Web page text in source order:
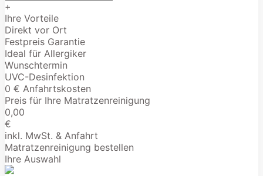
+
Ihre Vorteile
Direkt vor Ort
Festpreis Garantie
Ideal für Allergiker
Wunschtermin
UVC-Desinfektion
0 € Anfahrtskosten
Preis für Ihre Matratzenreinigung
0,00
€
inkl. MwSt. & Anfahrt
Matratzenreinigung bestellen
Ihre Auswahl